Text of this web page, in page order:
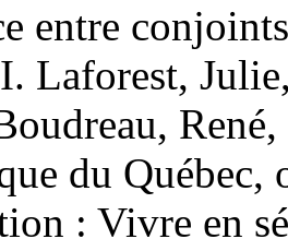
entre
Laforest,
du
: Vivre en